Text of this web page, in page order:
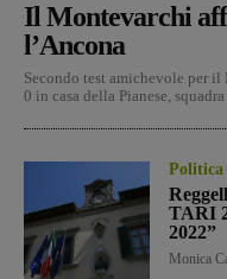
Il Montevarchi
l’Ancona
Secondo test amichevole per
0 in casa della Pianese,
Politica
TARI
2022”
Monica